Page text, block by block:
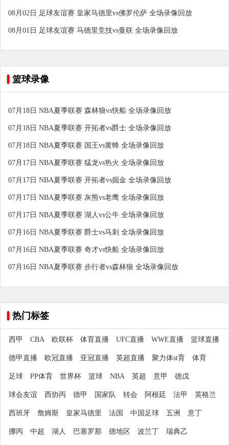
08月02日 足球友谊赛 皇家马德里vs佛罗伦萨 全场录像回放
08月01日 足球友谊赛 马德里竞技vs曼联 全场录像回放
篮球录像
07月18日 NBA夏季联赛 森林狼vs快船 全场录像回放
07月18日 NBA夏季联赛 开拓者vs爵士 全场录像回放
07月18日 NBA夏季联赛 国王vs黄蜂 全场录像回放
07月17日 NBA夏季联赛 猛龙vs热火 全场录像回放
07月17日 NBA夏季联赛 开拓者vs掘金 全场录像回放
07月17日 NBA夏季联赛 灰熊vs老鹰 全场录像回放
07月17日 NBA夏季联赛 湖人vs公牛 全场录像回放
07月16日 NBA夏季联赛 爵士vs马刺 全场录像回放
07月16日 NBA夏季联赛 奇才vs快船 全场录像回放
07月16日 NBA夏季联赛 步行者vs森林狼 全场录像回放
热门标签
西甲 CBA 欧联杯 体育直播 UFC直播 WWE直播 篮球直播
德甲直播 欧冠直播 亚冠直播 英超直播 聚力体st育 体育
足球 PP体育 世界杯 篮球 NBA 英超 意甲 德戊
球会友谊 西协丙 德甲 国家队 转会 阿根廷 法甲 英格兰
西班牙 詹姆斯 皇家马德里 法国 中国足球 五洲 意丁
挪丙 中超 湖人 巴塞罗那 德地区 波兰丁 瑞典乙